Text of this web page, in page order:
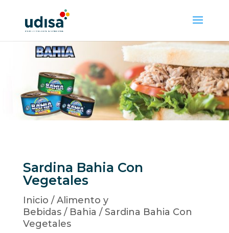
Sardina Bahia Con
Vegetales
Inicio /Alimento y
Bebidas/ Bahia / Sardina Bahia Con
Vegetales